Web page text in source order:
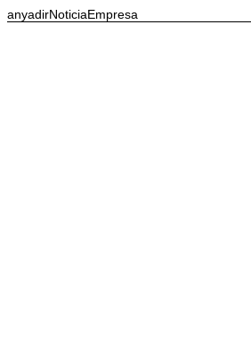
anyadirNoticiaEmpresa